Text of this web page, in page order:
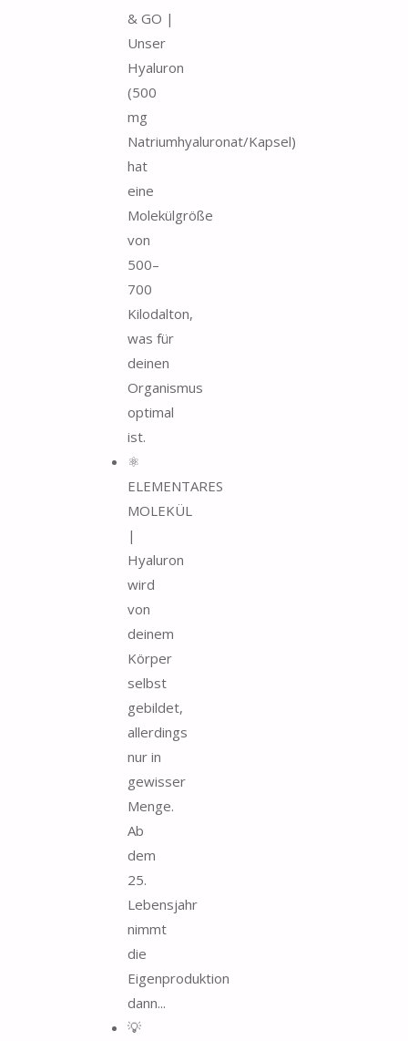
& GO |
Unser
Hyaluron
(500
mg
Natriumhyaluronat/Kapsel)
hat
eine
Molekülgröße
von
500–
700
Kilodalton,
was für
deinen
Organismus
optimal
ist.
⚛
ELEMENTARES
MOLEKÜL
|
Hyaluron
wird
von
deinem
Körper
selbst
gebildet,
allerdings
nur in
gewisser
Menge.
Ab
dem
25.
Lebensjahr
nimmt
die
Eigenproduktion
dann...
💡